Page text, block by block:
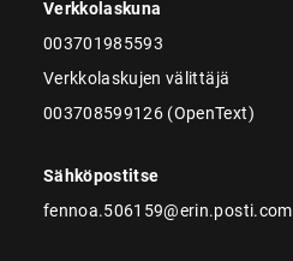
Verkkolaskuna
003701985593
Verkkolaskujen välittäjä
003708599126 (OpenText)
Sähköpostitse
fennoa.506159@erin.posti.com